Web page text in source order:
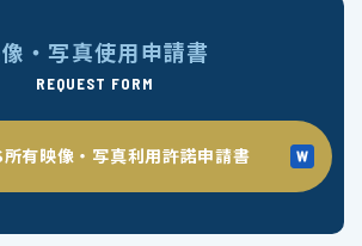
・写真使用申請書
REQUEST FORM
有映像・写真利用許諾申請書